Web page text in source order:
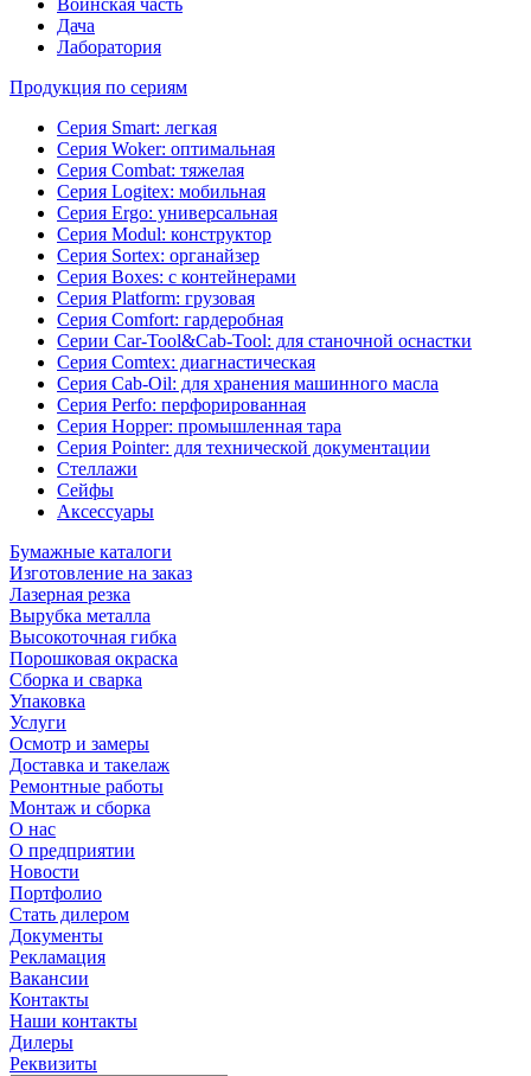
Воинская часть
Дача
Лаборатория
Продукция по сериям
Серия Smart: легкая
Серия Woker: оптимальная
Серия Combat: тяжелая
Серия Logitex: мобильная
Серия Ergo: универсальная
Серия Modul: конструктор
Серия Sortex: органайзер
Серия Boxes: с контейнерами
Серия Platform: грузовая
Серия Comfort: гардеробная
Серии Car-Tool&Cab-Tool: для станочной оснастки
Серия Comtex: диагнастическая
Серия Cab-Oil: для хранения машинного масла
Серия Perfo: перфорированная
Серия Hopper: промышленная тара
Серия Pointer: для технической документации
Стеллажи
Сейфы
Аксессуары
Бумажные каталоги
Изготовление на заказ
Лазерная резка
Вырубка металла
Высокоточная гибка
Порошковая окраска
Сборка и сварка
Упаковка
Услуги
Осмотр и замеры
Доставка и такелаж
Ремонтные работы
Монтаж и сборка
О нас
О предприятии
Новости
Портфолио
Стать дилером
Документы
Рекламация
Вакансии
Контакты
Наши контакты
Дилеры
Реквизиты